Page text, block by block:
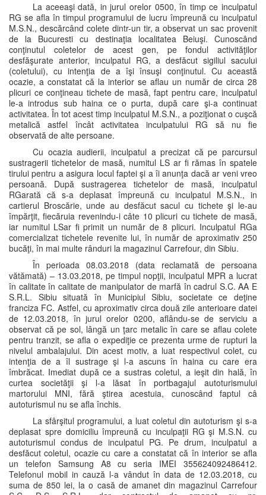
La aceeaşi dată, in jurul orelor 0500, în timp ce inculpatul
RG se afla în timpul programului de lucru împreună cu inculpatul
M.S.N., descărcând colete dintr-un tir, a observat un sac provenit
de la Bucuresti cu destinaţia localitatea Beiuşi. Cunoscând
conţinutul coletelor de acest gen, pe fondul activităţilor
desfăşurate anterior, inculpatul RG, a desfăcut sigiliul sacului
(coletului), cu intenţia de a îşi însuşi conţinutul. Cu această
ocazie, a constatat că la interior se aflau un număr de circa 28
plicuri ce conţineau tichete de masă, fapt pentru care, inculpatul
le-a introdus sub haina ce o purta, după care şi-a continuat
activitatea. În tot acest timp inculpatul M.S.N., a poziţionat o cuşcă
metalică astfel încât activitatea inculpatului RG să nu fie
observată de alte persoane.
Cu ocazia audierii, inculpatul a precizat că pe parcursul
sustragerii tichetelor de masă, numitul LS ar fi rămas în spatele
tirului pentru a asigura locul faptei şi a îi anunţa dacă ar veni vreo
persoană. După sustragerea tichetelor de masă, inculpatul
RGarată că s-a deplasat împreună cu inculpatul M.S.N., in
cartierul Broscărie, unde au desfăcut sacul cu tichete şi le-au
împărţit, fiecăruia revenindu-i câte 10 plicuri cu tichete de masă,
iar numitul LSar fi primit un număr de 8 plicuri. Inculpatul RGa
comercializat tichetele revenite lui, în număr de aproximativ 250
bucăţi, în mai multe rânduri la magazinul Carrefour, din Sibiu.
În perioada 08.03.2018 (data reclamată de persoana
vătămată) – 13.03.2018, pe timpul nopţii, inculpatul MPR a lucrat
în calitate în calitate de manipulator de marfă în cadrul S.C. AA E
S.R.L. Sibiu situată în Municipiul Sibiu, societate ce deţine
franciza FC. Astfel, cu aproximativ circa două zile anterioare datei
de 12.03.2018, în jurul orelor 0200, aflându-se de serviciu a
observat că pe sol, lângă un ţarc metalic în care se aflau colete
pentru tranzit, se afla o expediţie ce prezenta urme de rupturi la
nivelul ambalajului. Din acest motiv, a luat respectivul colet, cu
intenţia de a îl sustrage şi l-a ascuns în haina cu care era
îmbrăcat. Imediat după ce a sustras coletul, a ieşit din hală, în
curtea societăţii şi l-a lăsat în portbagajul autoturismului
martorului MNI, fără ştirea acestuia, cunoscând faptul câ
autoturismul nu se afla închis.
La sfârşitul programului, a luat coletul din autoturism şi s-a
deplasat spre domiciliu împreună cu inculpaţii RG şi M.S.N. cu
autoturismul condus de inculpatul PG. Pe drum, inculpatul a
desfăcut coletul, ocazie cu care a constatat că în interior se afla
un telefon Samsung A8 cu seria IMEI 355624092486412.
Telefonul mobil in cauză l-a vândut în data de 12.03.2018, cu
suma de 850 lei, la o casă de amanet din magazinul Carrefour